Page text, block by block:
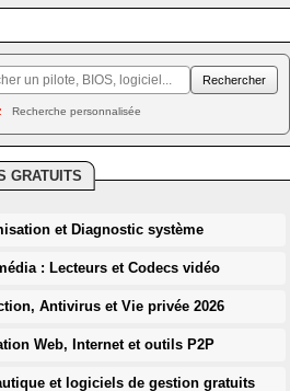
Recherche personnalisée
GRATUITS
et Diagnostic système
: Lecteurs et Codecs vidéo
Antivirus et Vie privée 2026
Web, Internet et outils P2P
et logiciels de gestion gratuits